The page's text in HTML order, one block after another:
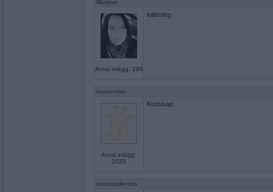
Mimjan
Antal inlägg: 198
inlärning
lewarcher
Antal inlägg:
2035
Kunskap
missundersto